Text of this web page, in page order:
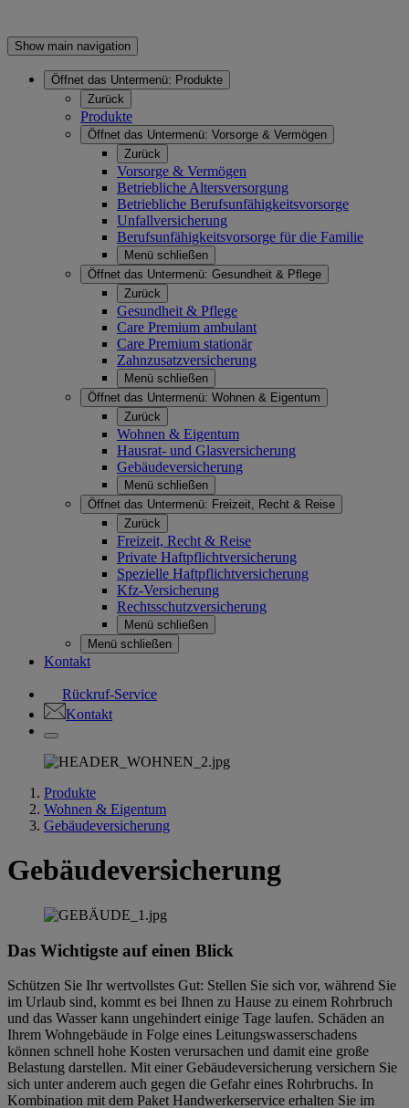
Show main navigation
Öffnet das Untermenü: Produkte
Zurück
Produkte
Öffnet das Untermenü: Vorsorge & Vermögen
Zurück
Vorsorge & Vermögen
Betriebliche Altersversorgung
Betriebliche Berufsunfähigkeitsvorsorge
Unfallversicherung
Berufsunfähigkeitsvorsorge für die Familie
Menü schließen
Öffnet das Untermenü: Gesundheit & Pflege
Zurück
Gesundheit & Pflege
Care Premium ambulant
Care Premium stationär
Zahnzusatzversicherung
Menü schließen
Öffnet das Untermenü: Wohnen & Eigentum
Zurück
Wohnen & Eigentum
Hausrat- und Glasversicherung
Gebäudeversicherung
Menü schließen
Öffnet das Untermenü: Freizeit, Recht & Reise
Zurück
Freizeit, Recht & Reise
Private Haftpflichtversicherung
Spezielle Haftpflichtversicherung
Kfz-Versicherung
Rechtsschutzversicherung
Menü schließen
Menü schließen
Kontakt
Rückruf-Service
Kontakt
Produkte
Wohnen & Eigentum
Gebäudeversicherung
Gebäudeversicherung
Das Wichtigste auf einen Blick
Schützen Sie Ihr wertvollstes Gut: Stellen Sie sich vor, während Sie
im Urlaub sind, kommt es bei Ihnen zu Hause zu einem Rohrbruch
und das Wasser kann ungehindert einige Tage laufen. Schäden an
Ihrem Wohngebäude in Folge eines Leitungswasserschadens
können schnell hohe Kosten verursachen und damit eine große
Belastung darstellen. Mit einer Gebäudeversicherung versichern Sie
sich unter anderem auch gegen die Gefahr eines Rohrbruchs. In
Kombination mit dem Paket Handwerkerservice erhalten Sie im